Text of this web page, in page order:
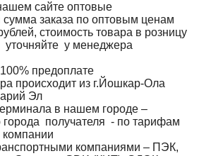
сайте оптовые
заказа по оптовым ценам
стоимость товара в розницу
уточняйте у менеджера
предоплате
происходит из г.Йошкар-Ола
Эл
в нашем городе –
города получателя - по тарифам
компании
компаниями – ПЭК,